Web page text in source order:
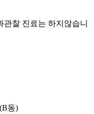
찰 진료는 하지않습니
동)